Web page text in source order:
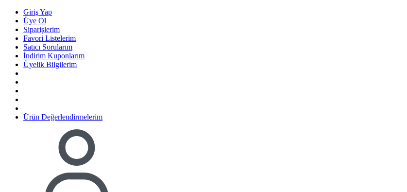
Giriş Yap
Üye Ol
Siparişlerim
Favori Listelerim
Satıcı Sorularım
İndirim Kuponlarım
Üyelik Bilgilerim
Ürün Değerlendirmelerim